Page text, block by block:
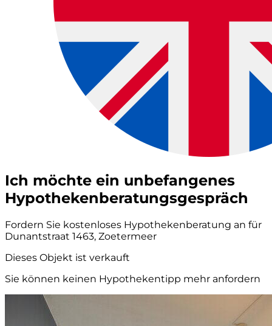
Ich möchte ein unbefangenes
Hypothekenberatungsgespräch
Fordern Sie kostenloses Hypothekenberatung an für
Dunantstraat 1463, Zoetermeer
Dieses Objekt ist verkauft
Sie können keinen Hypothekentipp mehr anfordern